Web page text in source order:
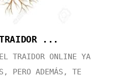
...
TRAIDOR ONLINE YA
PERO ADEMÁS, TE